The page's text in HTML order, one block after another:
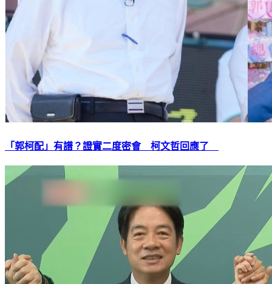
「郭柯配」有譜？證實二度密會 柯文哲回應了